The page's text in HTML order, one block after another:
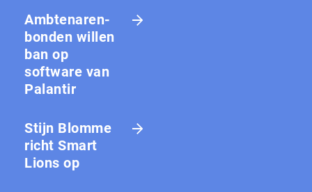
Amb­te­na­ren­
bon­den willen
ban op
software van
Palantir
Stijn Blomme
richt Smart
Lions op